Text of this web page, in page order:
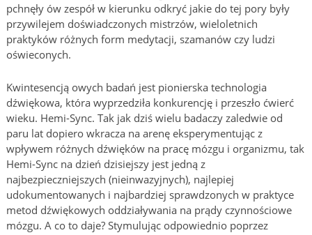
pchnęły ów zespół w kierunku odkryć jakie do tej pory były
przywilejem doświadczonych mistrzów, wieloletnich
praktyków różnych form medytacji, szamanów czy ludzi
oświeconych.
Kwintesencją owych badań jest pionierska technologia
dźwiękowa, która wyprzedziła konkurencję i przeszło ćwierć
wieku. Hemi-Sync. Tak jak dziś wielu badaczy zaledwie od
paru lat dopiero wkracza na arenę eksperymentując z
wpływem różnych dźwięków na pracę mózgu i organizmu, tak
Hemi-Sync na dzień dzisiejszy jest jedną z
najbezpieczniejszych (nieinwazyjnych), najlepiej
udokumentowanych i najbardziej sprawdzonych w praktyce
metod dźwiękowych oddziaływania na prądy czynnościowe
mózgu. A co to daje? Stymulując odpowiednio poprzez